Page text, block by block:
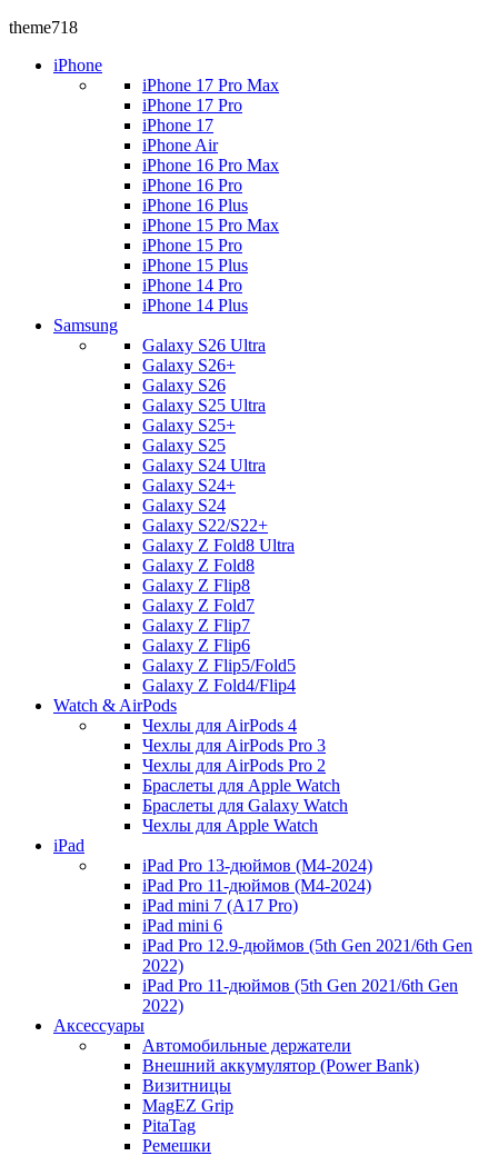
theme718
iPhone
iPhone 17 Pro Max
iPhone 17 Pro
iPhone 17
iPhone Air
iPhone 16 Pro Max
iPhone 16 Pro
iPhone 16 Plus
iPhone 15 Pro Max
iPhone 15 Pro
iPhone 15 Plus
iPhone 14 Pro
iPhone 14 Plus
Samsung
Galaxy S26 Ultra
Galaxy S26+
Galaxy S26
Galaxy S25 Ultra
Galaxy S25+
Galaxy S25
Galaxy S24 Ultra
Galaxy S24+
Galaxy S24
Galaxy S22/S22+
Galaxy Z Fold8 Ultra
Galaxy Z Fold8
Galaxy Z Flip8
Galaxy Z Fold7
Galaxy Z Flip7
Galaxy Z Flip6
Galaxy Z Flip5/Fold5
Galaxy Z Fold4/Flip4
Watch & AirPods
Чехлы для AirPods 4
Чехлы для AirPods Pro 3
Чехлы для AirPods Pro 2
Браслеты для Apple Watch
Браслеты для Galaxy Watch
Чехлы для Apple Watch
iPad
iPad Pro 13-дюймов (M4-2024)
iPad Pro 11-дюймов (M4-2024)
iPad mini 7 (A17 Pro)
iPad mini 6
iPad Pro 12.9-дюймов (5th Gen 2021/6th Gen
2022)
iPad Pro 11-дюймов (5th Gen 2021/6th Gen
2022)
Аксессуары
Автомобильные держатели
Внешний аккумулятор (Power Bank)
Визитницы
MagEZ Grip
PitaTag
Ремешки